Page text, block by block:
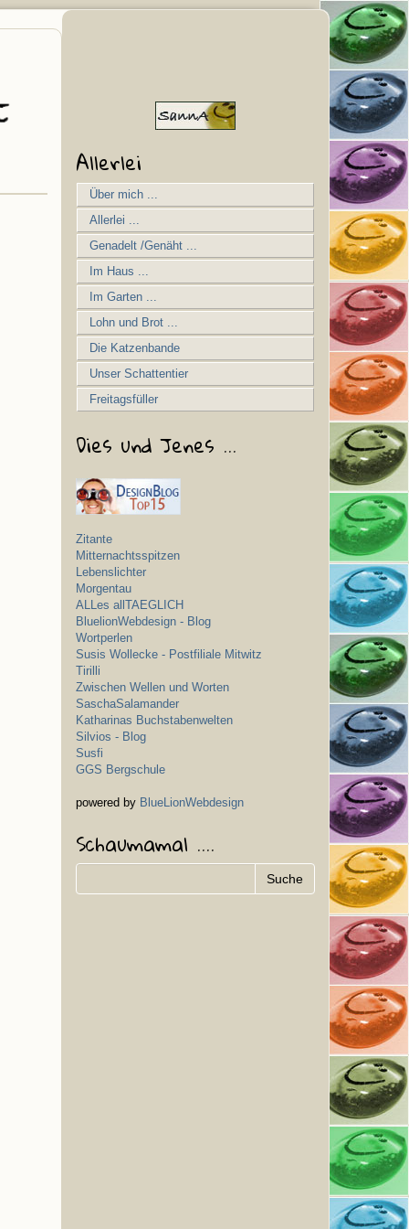
Allerlei
Über mich ...
Allerlei ...
Genadelt /Genäht ...
Im Haus ...
Im Garten ...
Lohn und Brot ...
Die Katzenbande
Unser Schattentier
Freitagsfüller
Dies und Jenes ...
Zitante
Mitternachtsspitzen
Lebenslichter
Morgentau
ALLes allTAEGLICH
BluelionWebdesign - Blog
Wortperlen
Susis Wollecke - Postfiliale Mitwitz
Tirilli
Zwischen Wellen und Worten
SaschaSalamander
Katharinas Buchstabenwelten
Silvios - Blog
Susfi
GGS Bergschule
powered by BlueLionWebdesign
Schaumamal ....